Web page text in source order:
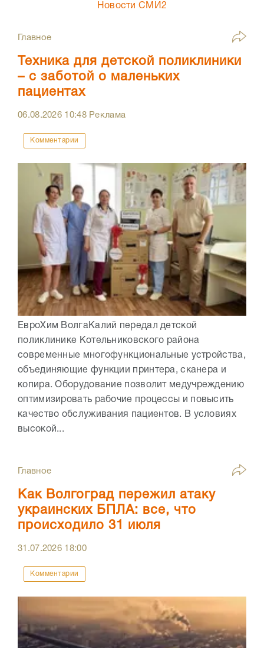
Новости СМИ2
Главное
Техника для детской поликлиники
– с заботой о маленьких
пациентах
06.08.2026 10:48Реклама
Комментарии
ЕвроХим ВолгаКалий передал детской
поликлинике Котельниковского района
современные многофункциональные устройства,
объединяющие функции принтера, сканера и
копира. Оборудование позволит медучреждению
оптимизировать рабочие процессы и повысить
качество обслуживания пациентов. В условиях
высокой...
Главное
Как Волгоград пережил атаку
украинских БПЛА: все, что
происходило 31 июля
31.07.2026 18:00
Комментарии